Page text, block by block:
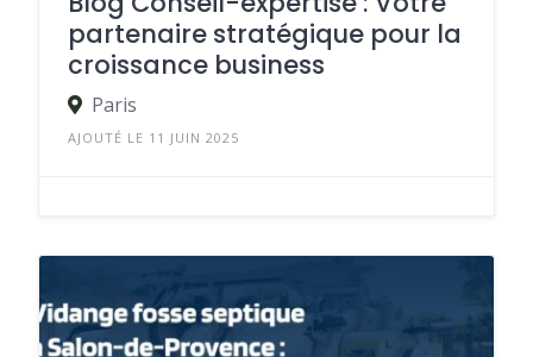
partenaire stratégique pour la
croissance business
Paris
AJOUTÉ LE 11 JUIN 2025